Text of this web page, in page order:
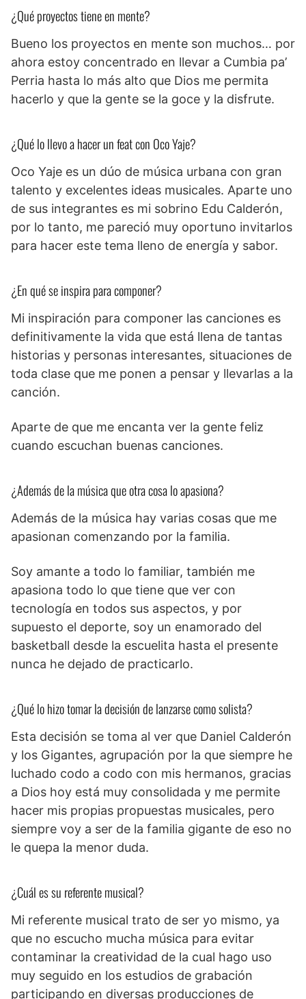
¿Qué proyectos tiene en mente?
Bueno los proyectos en mente son muchos… por
ahora estoy concentrado en llevar a Cumbia pa’
Perria hasta lo más alto que Dios me permita
hacerlo y que la gente se la goce y la disfrute.
¿Qué lo llevo a hacer un feat con Oco Yaje?
Oco Yaje es un dúo de música urbana con gran
talento y excelentes ideas musicales. Aparte uno
de sus integrantes es mi sobrino Edu Calderón,
por lo tanto, me pareció muy oportuno invitarlos
para hacer este tema lleno de energía y sabor.
¿En qué se inspira para componer?
Mi inspiración para componer las canciones es
definitivamente la vida que está llena de tantas
historias y personas interesantes, situaciones de
toda clase que me ponen a pensar y llevarlas a la
canción.
Aparte de que me encanta ver la gente feliz
cuando escuchan buenas canciones.
¿Además de la música que otra cosa lo apasiona?
Además de la música hay varias cosas que me
apasionan comenzando por la familia.
Soy amante a todo lo familiar, también me
apasiona todo lo que tiene que ver con
tecnología en todos sus aspectos, y por
supuesto el deporte, soy un enamorado del
basketball desde la escuelita hasta el presente
nunca he dejado de practicarlo.
¿Qué lo hizo tomar la decisión de lanzarse como solista?
Esta decisión se toma al ver que Daniel Calderón
y los Gigantes, agrupación por la que siempre he
luchado codo a codo con mis hermanos, gracias
a Dios hoy está muy consolidada y me permite
hacer mis propias propuestas musicales, pero
siempre voy a ser de la familia gigante de eso no
le quepa la menor duda.
¿Cuál es su referente musical?
Mi referente musical trato de ser yo mismo, ya
que no escucho mucha música para evitar
contaminar la creatividad de la cual hago uso
muy seguido en los estudios de grabación
participando en diversas producciones de